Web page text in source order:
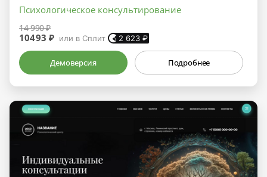
Психологическое консультирование
14 990 ₽
10493 ₽ или в Сплит 2 623 ₽
Демоверсия Подробнее